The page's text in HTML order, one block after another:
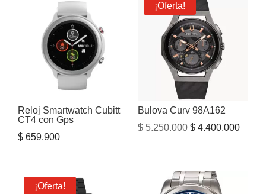
Reloj Smartwatch Cubitt
CT4 con Gps
$ 659.900
¡Oferta!
Bulova Curv 98A162
$5.250.000 El
era:
$ 5.250.000.
$4.400.000El
¡Oferta!